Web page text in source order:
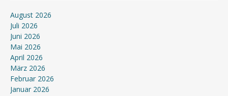
August 2026
Juli 2026
Juni 2026
Mai 2026
April 2026
März 2026
Februar 2026
Januar 2026